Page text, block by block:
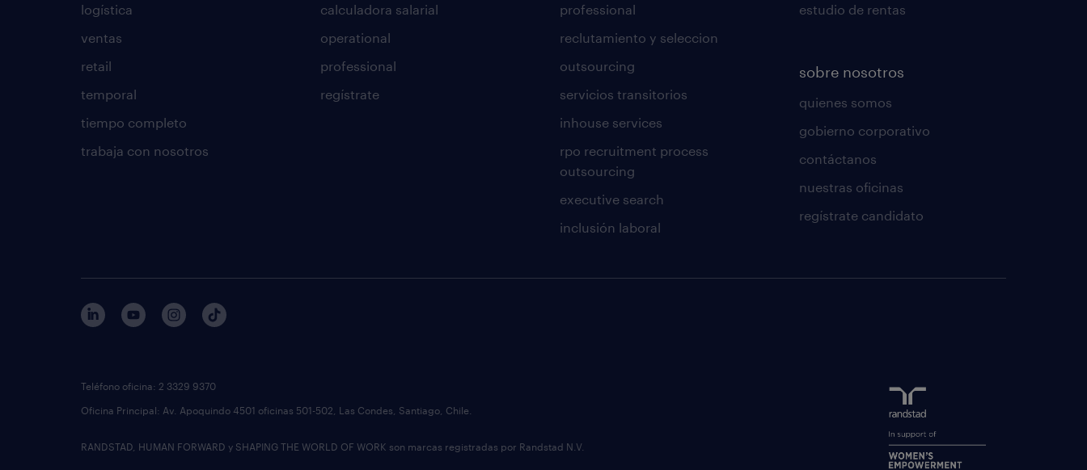
logística
ventas
retail
temporal
tiempo completo
trabaja con nosotros
calculadora salarial
operational
professional
regístrate
professional
reclutamiento y seleccion
outsourcing
servicios transitorios
inhouse services
rpo recruitment process
outsourcing
executive search
inclusión laboral
estudio de rentas
sobre nosotros
quienes somos
gobierno corporativo
contáctanos
nuestras oficinas
regístrate candidato
Teléfono oficina: 2 3329 9370
Oficina Principal: Av. Apoquindo 4501 oficinas 501-502, Las Condes, Santiago, Chile.
RANDSTAD, HUMAN FORWARD y SHAPING THE WORLD OF WORK son marcas registradas por Randstad N.V.